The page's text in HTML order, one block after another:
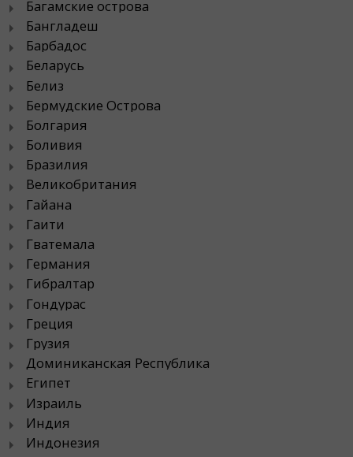
Багамские острова
Бангладеш
Барбадос
Беларусь
Белиз
Бермудские Острова
Болгария
Боливия
Бразилия
Великобритания
Гайана
Гаити
Гватемала
Германия
Гибралтар
Гондурас
Греция
Грузия
Доминиканская Республика
Египет
Израиль
Индия
Индонезия